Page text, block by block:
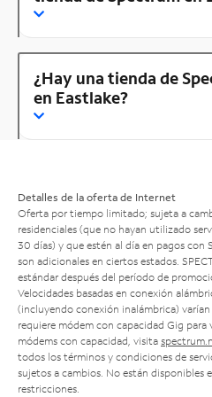
¿Hay una tienda de
en Eastlake?
Detalles de la oferta de Internet
Oferta por tiempo limitado; sujeta a
residenciales (que no hayan utilizado
30 días) y que estén al día en pagos con
son adicionales en ciertos estados.
estándar después del período de
Velocidades basadas en conexión
(incluyendo conexión inalámbrica)
requiere módem con capacidad Gig
módems con capacidad, visita
todos los términos y condiciones de
sujetos a cambios. No están disponibles
restricciones.